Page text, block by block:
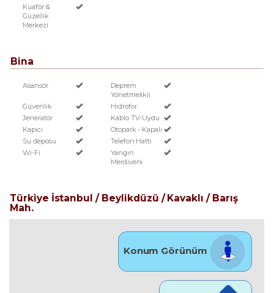
Kuaför &
Güzellik
Merkezi
Bina
Asansör
Deprem
Yönetmelikli
Güvenlik
Hidrofor
Jeneratör
Kablo TV-Uydu
Kapıcı
Otopark - Kapalı
Su deposu
Telefon Hattı
Wi-Fi
Yangın
Merdiveni
Türkiye İstanbul / Beylikdüzü / Kavaklı / Barış
Mah.
Konum Görünüm